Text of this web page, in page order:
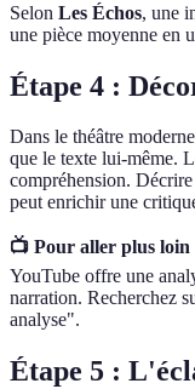
Selon Les Échos, une
une pièce moyenne en
Étape 4 :
Dans le théâtre
que le texte lui-même.
compréhension.
peut enrichir une
📺 Pour aller plus loin
YouTube offre une
narration. Recherchez
analyse".
Étape 5 :